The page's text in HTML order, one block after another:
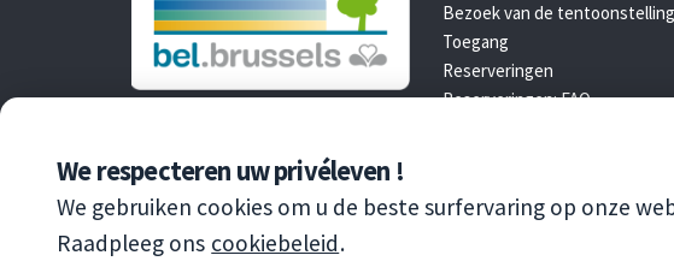
We respecteren uw privéleven !
We gebruiken cookies om u de beste surfervaring op onze
Raadpleeg ons cookiebeleid.
Bezoek van de
Toegang
Reserveringen
Reserveringen: FAQ